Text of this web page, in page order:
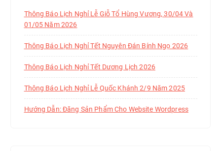
Thông Báo Lịch Nghỉ Lễ Giỗ Tổ Hùng Vương, 30/04 Và
01/05 Năm 2026
Thông Báo Lịch Nghỉ Tết Nguyên Đán Bính Ngọ 2026
Thông Báo Lịch Nghỉ Tết Dương Lịch 2026
Thông Báo Lịch Nghỉ Lễ Quốc Khánh 2/9 Năm 2025
Hướng Dẫn: Đăng Sản Phẩm Cho Website Wordpress